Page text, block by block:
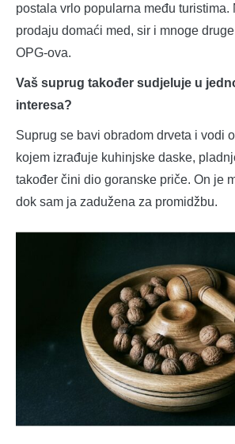
postala vrlo popularna među turistima.
prodaju domaći med, sir i mnoge
OPG-ova.
Vaš suprug također sudjeluje u
interesa?
Suprug se bavi obradom drveta i vodi
kojem izrađuje kuhinjske daske,
također čini dio goranske priče. On je
dok sam ja zadužena za promidžbu.